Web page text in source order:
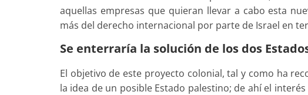
aquellas empresas que quieran llevar a cabo esta
más del derecho internacional por parte de Israel en
Se enterraría la solución de los dos
El objetivo de este proyecto colonial, tal y como ha
la idea de un posible Estado palestino; de ahí el